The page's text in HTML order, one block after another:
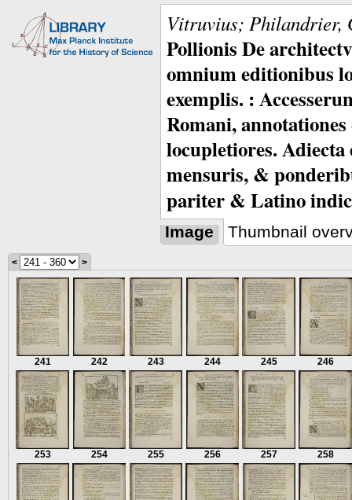
Vitruvius; Philandrier,
Pollionis De
omnium editionibus
exemplis. :
Romani,
locupletiores.
mensuris, &
pariter & Latino
Image Thumbnail
< >
241 242 243 244 245 246
253 254 255 256 257 258